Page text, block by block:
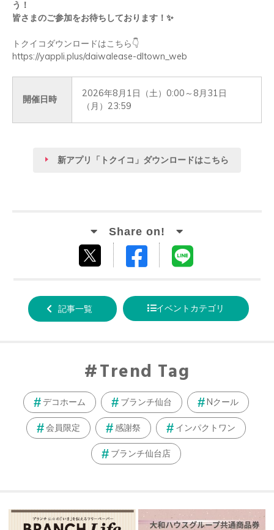
う！
皆さまのご参加をお待ちしております！ ✨
トクイコダウンロードはこちら👇
https://yappli.plus/daiwalease-dltown_web
開催日時
2026年8月1日（土）0:00～8月31日
（月）23:59
新アプリ「トクイコ」ダウンロードはこちら
する
Facebook
る
記事一覧 イベントカテゴリ
Trend Tag
デコホーム ブランチ仙台 Nクール
会員限定 感謝祭 インパクトワン
ブランチ仙台店